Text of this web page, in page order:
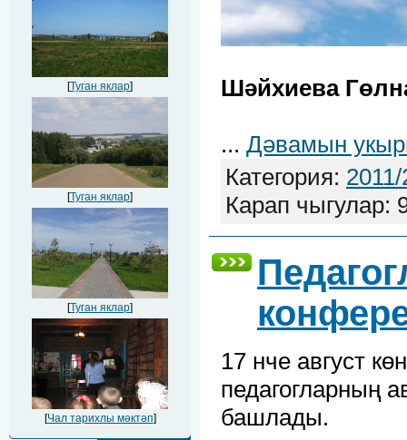
[Туган яклар]
[Туган яклар]
[Туган яклар]
[Чал тарихлы мәктәп]
Шәйхиева
... Дәвамын
Категория:
Карап чыгулар:
17 нче август
педагогларның
башлады.